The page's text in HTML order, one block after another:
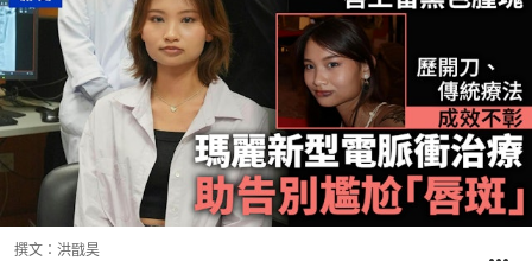
撰文： 洪戩昊